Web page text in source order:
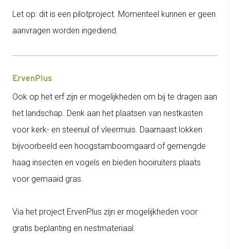
Let op: dit is een pilotproject. Momenteel kunnen er geen
aanvragen worden ingediend.
ErvenPlus
Ook op het erf zijn er mogelijkheden om bij te dragen aan
het landschap. Denk aan het plaatsen van nestkasten
voor kerk- en steenuil of vleermuis. Daarnaast lokken
bijvoorbeeld een hoogstamboomgaard of gemengde
haag insecten en vogels en bieden hooiruiters plaats
voor gemaaid gras.
Via het project ErvenPlus zijn er mogelijkheden voor
gratis beplanting en nestmateriaal.